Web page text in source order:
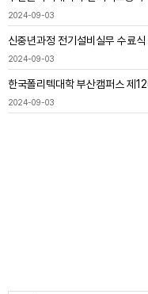
2024-09-03
신중년과정 전기설비실무 수료식
2024-09-03
한국폴리텍대학 부산캠퍼스 제
2024-09-03